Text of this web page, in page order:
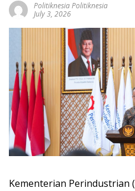
Politiknesia Politiknesia
July 3, 2026
Kementerian Perindustrian